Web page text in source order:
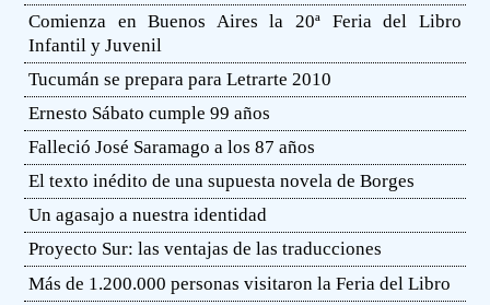
Comienza en Buenos Aires la 20ª Feria del Libro
Infantil y Juvenil
Tucumán se prepara para Letrarte 2010
Ernesto Sábato cumple 99 años
Falleció José Saramago a los 87 años
El texto inédito de una supuesta novela de Borges
Un agasajo a nuestra identidad
Proyecto Sur: las ventajas de las traducciones
Más de 1.200.000 personas visitaron la Feria del Libro